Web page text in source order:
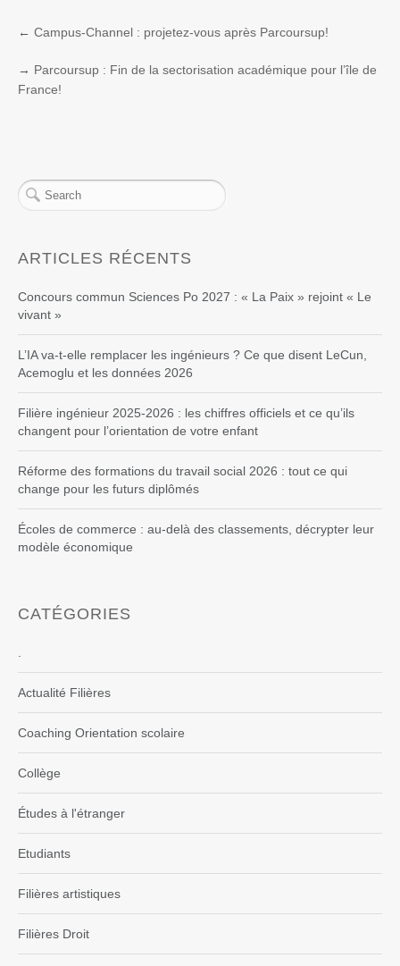
← Campus-Channel : projetez-vous après Parcoursup!
→ Parcoursup : Fin de la sectorisation académique pour l’île de
France!
ARTICLES RÉCENTS
Concours commun Sciences Po 2027 : « La Paix » rejoint « Le
vivant »
L’IA va-t-elle remplacer les ingénieurs ? Ce que disent LeCun,
Acemoglu et les données 2026
Filière ingénieur 2025-2026 : les chiffres officiels et ce qu’ils
changent pour l’orientation de votre enfant
Réforme des formations du travail social 2026 : tout ce qui
change pour les futurs diplômés
Écoles de commerce : au-delà des classements, décrypter leur
modèle économique
CATÉGORIES
Actualité Filières
Coaching Orientation scolaire
Collège
Études à l'étranger
Etudiants
Filières artistiques
Filières Droit